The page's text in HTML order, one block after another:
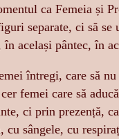
ca Femeia și
separate, ci să se
în același pântec, în
întregi, care să
femei care să
ci prin prezență,
cu sângele, cu